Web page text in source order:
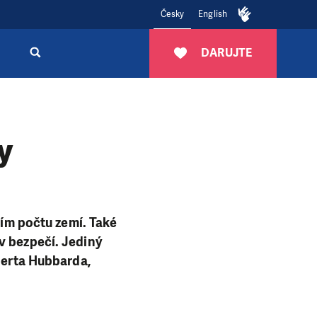
Česky English
DARUJTE
počtu zemí. Také
bezpečí. Jediný
Hubbarda,